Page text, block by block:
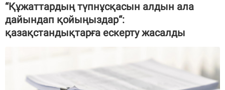
“Құжаттардың түпнұсқасын алдын ала
дайындап қойыңыздар“:
қазақстандықтарға ескерту жасалды